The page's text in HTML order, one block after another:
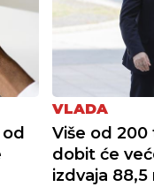
VLADA
Više od 200
dobit će
izdvaja 88,5